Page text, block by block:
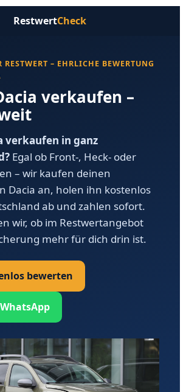
RestwertCheck
RESTWERT – EHRLICHE BEWERTUNG
verkaufen –
verkaufen in ganz
Egal ob Front-, Heck- oder
– wir kaufen deinen
Dacia an, holen ihn kostenlos
ab und zahlen sofort.
wir, ob im Restwertangebot
mehr für dich drin ist.
bewerten